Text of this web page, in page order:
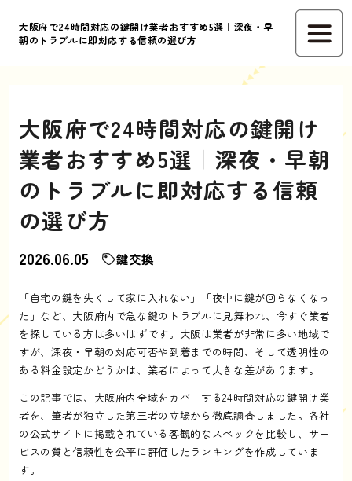
大阪府で24時間対応の鍵開け業者おすすめ5選｜深夜・早
朝のトラブルに即対応する信頼の選び方
大阪府で24時間対応の鍵開け
業者おすすめ5選｜深夜・早朝
のトラブルに即対応する信頼
の選び方
2026.06.05 鍵交換
「自宅の鍵を失くして家に入れない」「夜中に鍵が回らなくなっ
た」など、大阪府内で急な鍵のトラブルに見舞われ、今すぐ業者
を探している方は多いはずです。大阪は業者が非常に多い地域で
すが、深夜・早朝の対応可否や到着までの時間、そして透明性の
ある料金設定かどうかは、業者によって大きな差があります。
この記事では、大阪府内全域をカバーする24時間対応の鍵開け業
者を、筆者が独立した第三者の立場から徹底調査しました。各社
の公式サイトに掲載されている客観的なスペックを比較し、サー
ビスの質と信頼性を公平に評価したランキングを作成していま
す。